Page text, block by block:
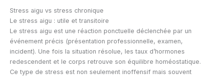
Stress aigu vs stress chronique
Le stress aigu : utile et transitoire
Le stress aigu est une réaction ponctuelle déclenchée par un
événement précis (présentation professionnelle, examen,
incident). Une fois la situation résolue, les taux d’hormones
redescendent et le corps retrouve son équilibre homéostatique.
Ce type de stress est non seulement inoffensif mais souvent